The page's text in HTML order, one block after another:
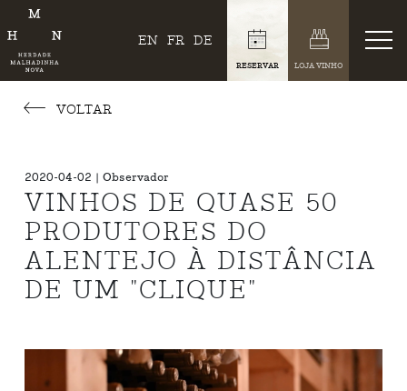
EN FR DE
RESERVAR LOJA VINHO
VOLTAR
2020-04-02 | Observador
VINHOS DE QUASE 50
PRODUTORES DO
ALENTEJO À DISTÂNCIA
DE UM "CLIQUE"